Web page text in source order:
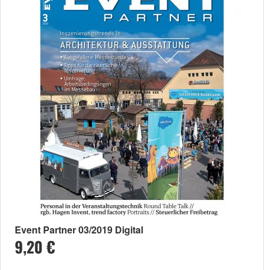
Event Partner 03/2019 Digital
9,20 €